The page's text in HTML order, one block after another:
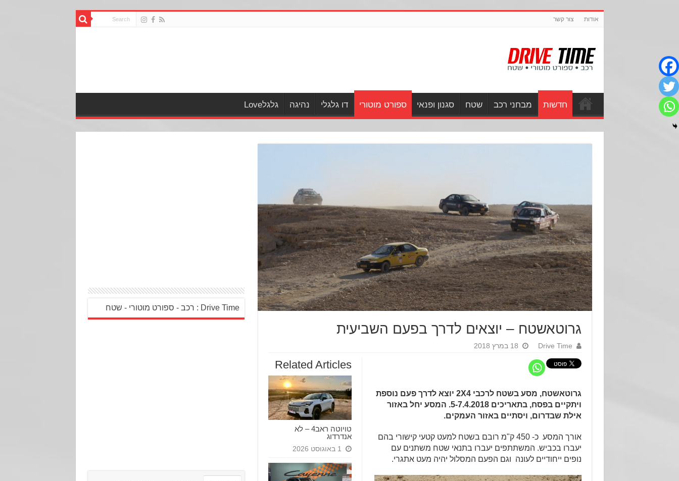
אודות צור קשר
חדשות מבחני רכב שטח סגנון ופנאי ספורט מוטורי דו גלגלי נהיגה גלגלLove
גרוטאשטח – יוצאים לדרך בפעם השביעית
Drive Time 18 במרץ 2018
Related Articles
טויוטה ראב4 – לא
אנדרדוג
1 באוגוסט 2026
גרוטאשטח, מסע בשטח לרכבי 2X4 יוצא לדרך פעם נוספת
ויתקיים בפסח, בתאריכים 5-7.4.2018. המסע יחל באזור
אילת שבדרום, ויסתיים באזור העמקים.
אורך המסע כ- 450 ק"מ רובם בשטח למעט קטעי קישורי בהם
יעברו בכביש. המשתתפים יעברו בתנאי שטח משתנים עם
נופים ייחודיים לעונה וגם הפעם המסלול יהיה מעט אתגרי.
‎Drive Time : רכב - ספורט מוטורי - שטח‎